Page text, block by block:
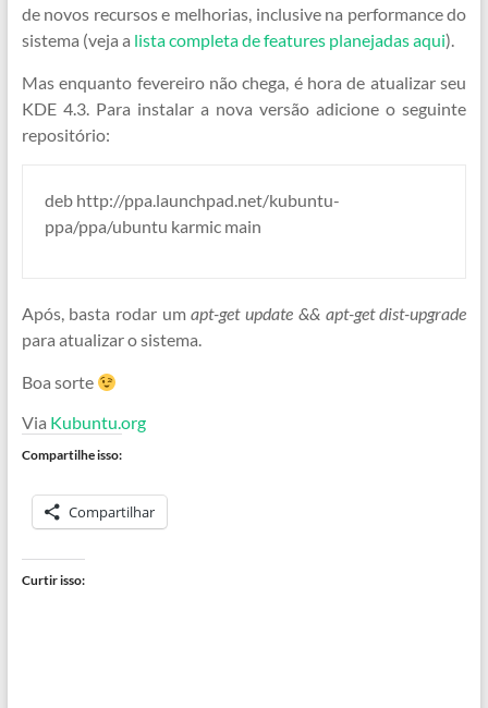
de novos recursos e melhorias, inclusive na performance do
sistema (veja a lista completa de features planejadas aqui).
Mas enquanto fevereiro não chega, é hora de atualizar seu
KDE 4.3. Para instalar a nova versão adicione o seguinte
repositório:
deb http://ppa.launchpad.net/kubuntu-
ppa/ppa/ubuntu karmic main
Após, basta rodar umapt-get update && apt-get dist-upgrade
para atualizar o sistema.
Boa sorte
Via Kubuntu.org
Compartilhe isso:
Compartilhar
Curtir isso: